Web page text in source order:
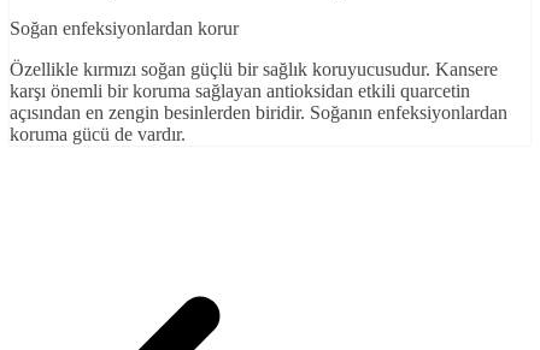
Soğan enfeksiyonlardan korur
Özellikle kırmızı soğan güçlü bir sağlık koruyucusudur. Kansere
karşı önemli bir koruma sağlayan antioksidan etkili quarcetin
açısından en zengin besinlerden biridir. Soğanın enfeksiyonlardan
koruma gücü de vardır.